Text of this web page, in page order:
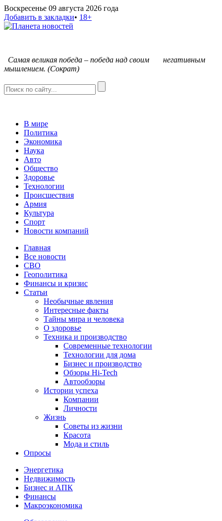
Воскресенье 09 августа 2026 года
Добавить в закладки• 18+
Самая великая победа – победа над своим негативным
мышлением. (Сократ)
В мире
Политика
Экономика
Наука
Авто
Общество
Здоровье
Технологии
Происшествия
Армия
Культура
Спорт
Новости компаний
Главная
Все новости
СВО
Геополитика
Финансы и кризис
Статьи
Необычные явления
Интересные факты
Тайны мира и человека
О здоровье
Техника и производство
Современные технологии
Технологии для дома
Бизнес и производство
Обзоры Hi-Tech
Автообзоры
Истории успеха
Компании
Личности
Жизнь
Советы из жизни
Красота
Мода и стиль
Опросы
Энергетика
Недвижимость
Бизнес и АПК
Финансы
Макроэкономика